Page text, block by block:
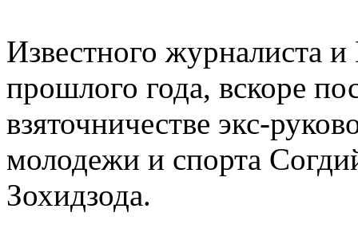
Известного журналиста
прошлого года, вскоре
взяточничестве экс-
молодежи и спорта
Зохидзода.